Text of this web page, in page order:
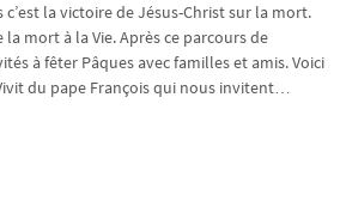
c’est la victoire de Jésus-Christ sur la mort.
la mort à la Vie. Après ce parcours de
à fêter Pâques avec familles et amis. Voici
du pape François qui nous invitent…